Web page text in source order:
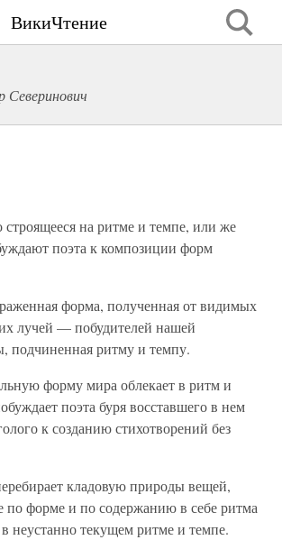
ВикиЧтение
Северинович
строящееся на ритме и темпе, или же
поэта к композиции форм
форма, полученная от видимых
лучей — побудителей нашей
подчиненная ритму и темпу.
форму мира облекает в ритм и
поэта буря восставшего в нем
к созданию стихотворений без
кладовую природы вещей,
по форме и по содержанию в себе ритма
неустанно текущем ритме и темпе.